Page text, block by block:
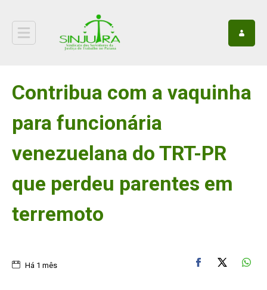
Contribua com a vaquinha
para funcionária
venezuelana do TRT-PR
que perdeu parentes em
terremoto
Há 1 mês